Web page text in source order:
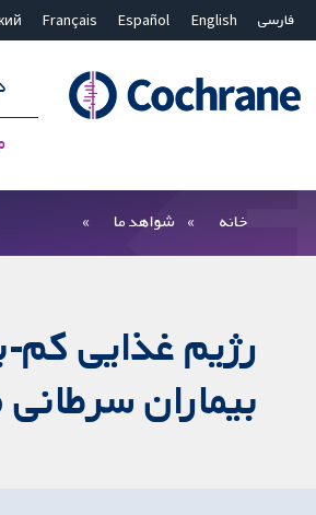
فارسی English
Español
Français
بستن جستجو ✖
خانه شواهد ما
رژیم غذایی کم-
بیماران